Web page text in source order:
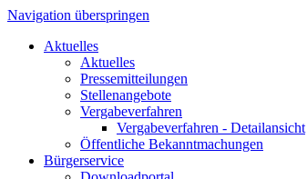
Navigation überspringen
Aktuelles
Aktuelles
Pressemitteilungen
Stellenangebote
Vergabeverfahren
Vergabeverfahren - Detailansicht
Öffentliche Bekanntmachungen
Bürgerservice